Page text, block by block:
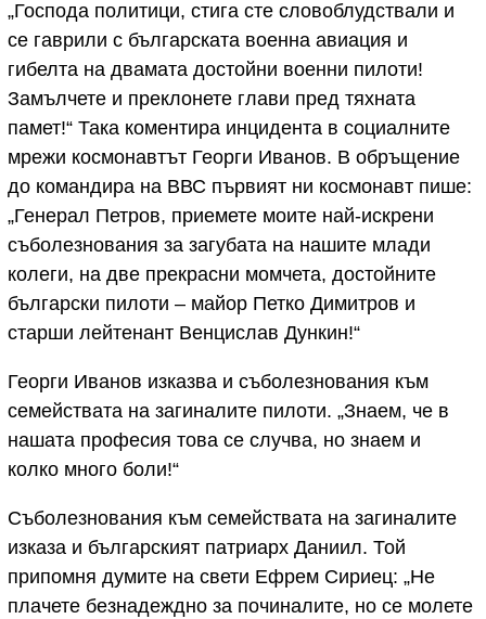
„Господа политици, стига сте словоблудствали и
се гаврили с българската военна авиация и
гибелта на двамата достойни военни пилоти!
Замълчете и преклонете глави пред тяхната
памет!“ Така коментира инцидента в социалните
мрежи космонавтът Георги Иванов. В обръщение
до командира на ВВС първият ни космонавт пише:
„Генерал Петров, приемете моите най-искрени
съболезнования за загубата на нашите млади
колеги, на две прекрасни момчета, достойните
български пилоти – майор Петко Димитров и
старши лейтенант Венцислав Дункин!“
Георги Иванов изказва и съболезнования към
семействата на загиналите пилоти. „Знаем, че в
нашата професия това се случва, но знаем и
колко много боли!“
Съболезнования към семействата на загиналите
изказа и българският патриарх Даниил. Той
припомня думите на свети Ефрем Сириец: „Не
плачете безнадеждно за починалите, но се молете